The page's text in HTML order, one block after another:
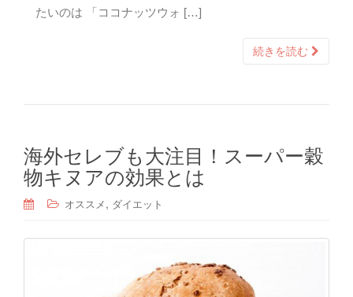
たいのは 「ココナッツウォ […]
続きを読む
海外セレブも大注目！スーパー穀
物キヌアの効果とは
オススメ, ダイエット